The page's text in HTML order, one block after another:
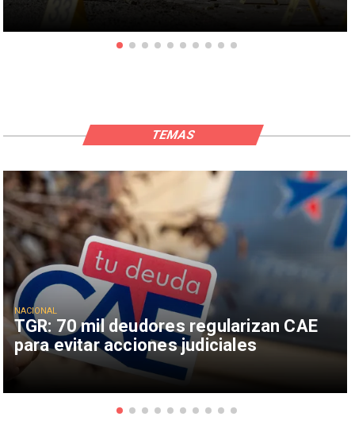
TGR: 70 mil deudores regularizan CAE
para evitar acciones judiciales
NACIONAL
TEMAS